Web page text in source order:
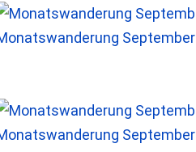
September
September